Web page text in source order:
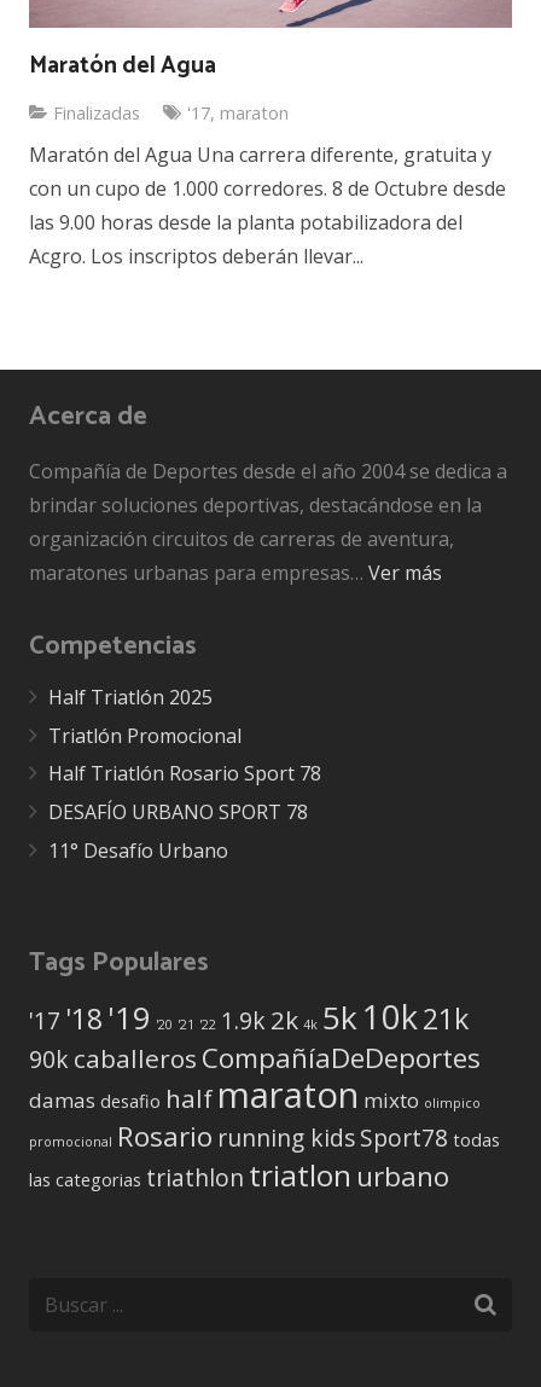
Maratón del Agua
Finalizadas '17, maraton
Maratón del Agua Una carrera diferente, gratuita y
con un cupo de 1.000 corredores. 8 de Octubre desde
las 9.00 horas desde la planta potabilizadora del
Acgro. Los inscriptos deberán llevar...
Acerca de
Compañía de Deportes desde el año 2004 se dedica a
brindar soluciones deportivas, destacándose en la
organización circuitos de carreras de aventura,
maratones urbanas para empresas… Ver más
Competencias
Half Triatlón 2025
Triatlón Promocional
Half Triatlón Rosario Sport 78
DESAFÍO URBANO SPORT 78
11° Desafío Urbano
Tags Populares
'17 '18 '19 '20 '21 '22 1.9k 2k 4k 5k10k21k
90k caballeros CompañíaDeDeportes
damas desafio half maraton mixto olimpico
promocional Rosario running kidsSport78 todas
las categorias triathlon triatlon urbano